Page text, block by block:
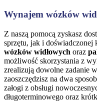
Wynajem wózków
Z naszą pomocą zyskasz
sprzętu, jak i doświadczonej
wózków widłowych oraz
możliwość skorzystania z
zrealizują dowolne zadanie
zaoszczędzisz na dwa
załogi z obsługi
długoterminowego oraz